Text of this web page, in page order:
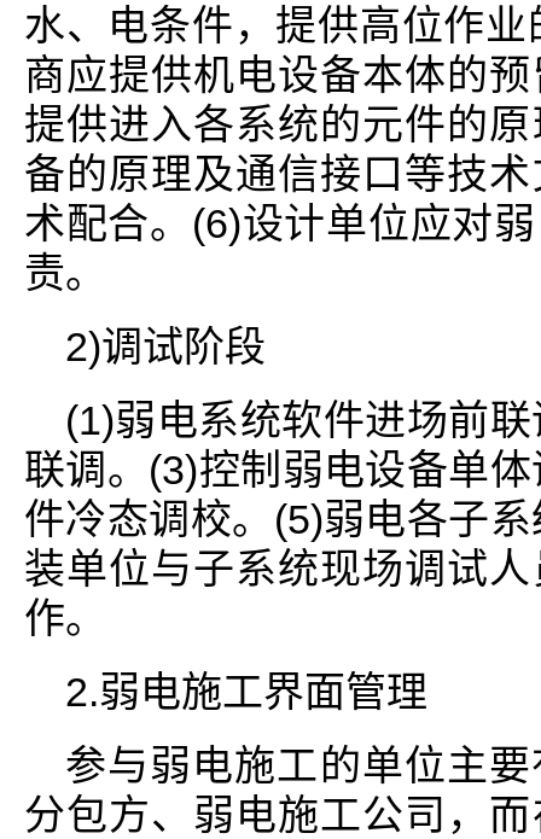
水、电条件，提供高位作
商应提供机电设备本体的
提供进入各系统的元件的
备的原理及通信接口等技
术配合。(6)设计单位应对
责。
2)调试阶段
(1)弱电系统软件进场前
联调。(3)控制弱电设备单
件冷态调校。(5)弱电各子
装单位与子系统现场调试
作。
2.弱电施工界面管理
参与弱电施工的单位主
分包方、弱电施工公司，